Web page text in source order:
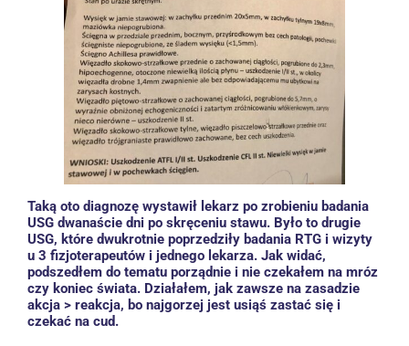
Taką oto diagnozę wystawił lekarz po zrobieniu badania
USG dwanaście dni po skręceniu stawu. Było to drugie
USG, które dwukrotnie poprzedziły badania RTG i wizyty
u 3 fizjoterapeutów i jednego lekarza. Jak widać,
podszedłem do tematu porządnie i nie czekałem na mróz
czy koniec świata. Działałem, jak zawsze na zasadzie
akcja > reakcja, bo najgorzej jest usiąś zastać się i
czekać na cud.